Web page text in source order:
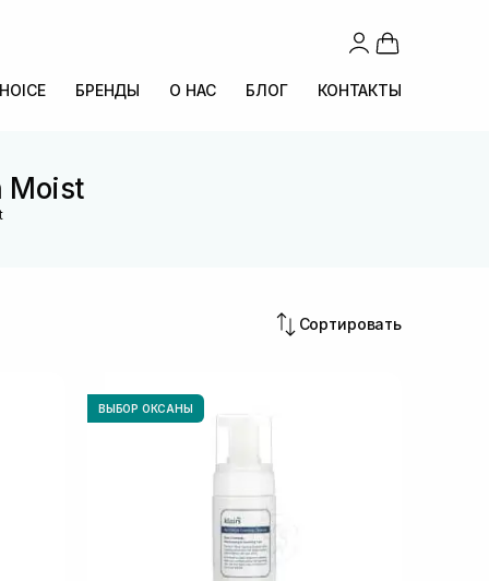
БРЕНДЫ О НАС БЛОГ КОНТАКТЫ
Moist
Сортировать
ВЫБОР ОКСАНЫ